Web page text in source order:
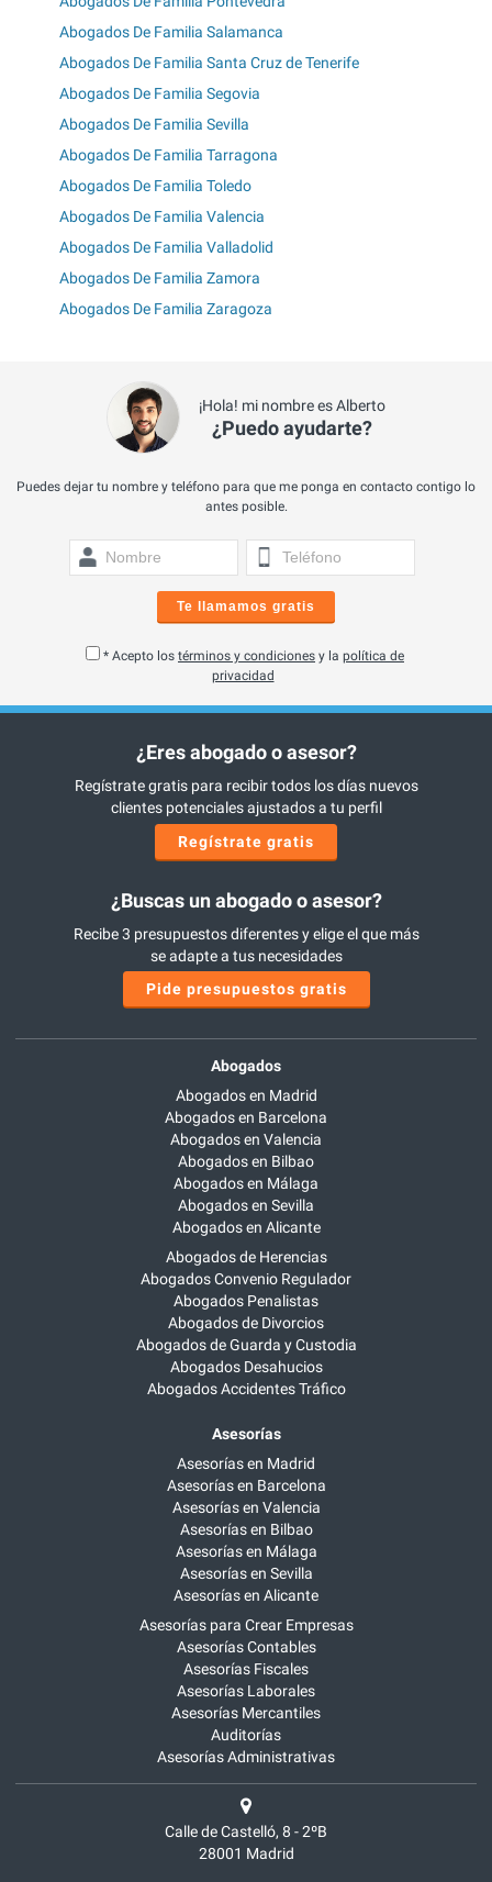
Abogados De Familia Salamanca
Abogados De Familia Santa Cruz de Tenerife
Abogados De Familia Segovia
Abogados De Familia Sevilla
Abogados De Familia Tarragona
Abogados De Familia Toledo
Abogados De Familia Valencia
Abogados De Familia Valladolid
Abogados De Familia Zamora
Abogados De Familia Zaragoza
¡Hola! mi nombre es Alberto
¿Puedo ayudarte?
Puedes dejar tu nombre y teléfono para que me ponga en contacto contigo lo
antes posible.
Te llamamos gratis
* Acepto los términos y condiciones y la política de
privacidad
¿Eres abogado o asesor?
Regístrate gratis para recibir todos los días nuevos
clientes potenciales ajustados a tu perfil
Regístrate gratis
¿Buscas un abogado o asesor?
Recibe 3 presupuestos diferentes y elige el que más
se adapte a tus necesidades
Pide presupuestos gratis
Abogados
Abogados en Madrid
Abogados en Barcelona
Abogados en Valencia
Abogados en Bilbao
Abogados en Málaga
Abogados en Sevilla
Abogados en Alicante
Abogados de Herencias
Abogados Convenio Regulador
Abogados Penalistas
Abogados de Divorcios
Abogados de Guarda y Custodia
Abogados Desahucios
Abogados Accidentes Tráfico
Asesorías
Asesorías en Madrid
Asesorías en Barcelona
Asesorías en Valencia
Asesorías en Bilbao
Asesorías en Málaga
Asesorías en Sevilla
Asesorías en Alicante
Asesorías para Crear Empresas
Asesorías Contables
Asesorías Fiscales
Asesorías Laborales
Asesorías Mercantiles
Auditorías
Asesorías Administrativas
Calle de Castelló, 8 - 2ºB
28001 Madrid